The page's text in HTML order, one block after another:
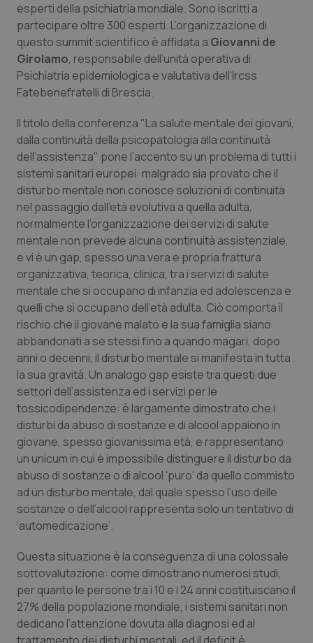
Valle D’Aosta
Veneto
Oncodermatologia
Oncoematologia
Oncologia & Nutrizione
Psoriasi & pelle
Quotidiano Cardiologia
Quotidiano Chirurgia
Quotidiano Oncologia
Quotidiano Pediatria
Rene & patologie urogenitali
Salute orale & impianti
Sangue & coagulazione
Tiroide
Tumore al seno
Tumore ovarico
Tumori del Polmone & Testa Collo
Tumori gastrointestinali
Ulcera & Reflusso
Vaccini
esperti della psichiatria mondiale. Sono iscritti a
partecipare oltre 300 esperti. L’organizzazione di
questo summit scientifico è affidata a Giovanni de
Girolamo, responsabile dell’unità operativa di
Psichiatria epidemiologica e valutativa dell'Ircss
Fatebenefratelli di Brescia.
Il titolo della conferenza "La salute mentale dei giovani,
dalla continuità della psicopatologia alla continuità
dell’assistenza" pone l’accento su un problema di tutti i
sistemi sanitari europei: malgrado sia provato che il
disturbo mentale non conosce soluzioni di continuità
nel passaggio dall’età evolutiva a quella adulta,
normalmente l’organizzazione dei servizi di salute
mentale non prevede alcuna continuità assistenziale,
e vi è un gap, spesso una vera e propria frattura
organizzativa, teorica, clinica, tra i servizi di salute
mentale che si occupano di infanzia ed adolescenza e
quelli che si occupano dell’età adulta. Ciò comporta il
rischio che il giovane malato e la sua famiglia siano
abbandonati a se stessi fino a quando magari, dopo
anni o decenni, il disturbo mentale si manifesta in tutta
la sua gravità. Un analogo gap esiste tra questi due
settori dell’assistenza ed i servizi per le
tossicodipendenze: è largamente dimostrato che i
disturbi da abuso di sostanze e di alcool appaiono in
giovane, spesso giovanissima età, e rappresentano
un unicum in cui è impossibile distinguere il disturbo da
abuso di sostanze o di alcool 'puro' da quello commisto
ad un disturbo mentale, dal quale spesso l’uso delle
sostanze o dell’alcool rappresenta solo un tentativo di
‘automedicazione’.
Questa situazione è la conseguenza di una colossale
sottovalutazione: come dimostrano numerosi studi,
per quanto le persone tra i 10 e i 24 anni costituiscano il
27% della popolazione mondiale, i sistemi sanitari non
dedicano l’attenzione dovuta alla diagnosi ed al